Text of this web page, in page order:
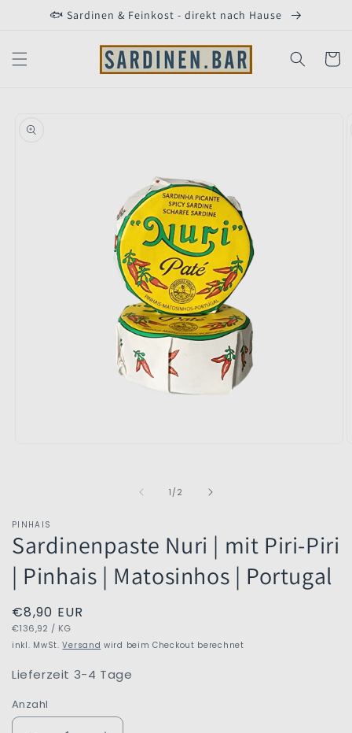
zum🐟 Sardinen & Feinkost - direkt nach Hause
1 /von
2
PINHAIS
Sardinenpaste Nuri | mit Piri-Piri
| Pinhais | Matosinhos | Portugal
Normaler
Preis
€8,90 EUR
GRUNDPREIS
€136,92 / PRO
KG
inkl. MwSt.Versand wird beim Checkout berechnet
Lieferzeit 3-4 Tage
Anzahl